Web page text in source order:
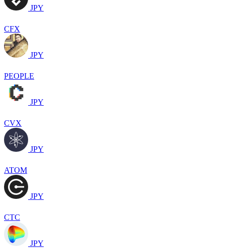
JPY
CFX
JPY
PEOPLE
JPY
CVX
JPY
ATOM
JPY
CTC
JPY